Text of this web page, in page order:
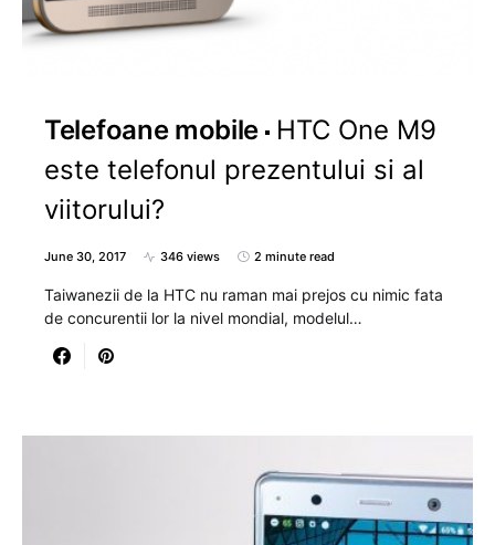
Telefoane mobile
HTC One M9
este telefonul prezentului si al
viitorului?
June 30, 2017 346 views 2 minute read
Taiwanezii de la HTC nu raman mai prejos cu nimic fata
de concurentii lor la nivel mondial, modelul…